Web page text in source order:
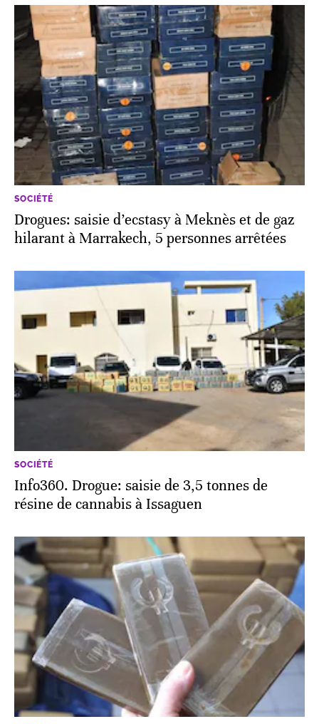
SOCIÉTÉ
Drogues: saisie d’ecstasy à Meknès et de gaz
hilarant à Marrakech, 5 personnes arrêtées
SOCIÉTÉ
Info360. Drogue: saisie de 3,5 tonnes de
résine de cannabis à Issaguen